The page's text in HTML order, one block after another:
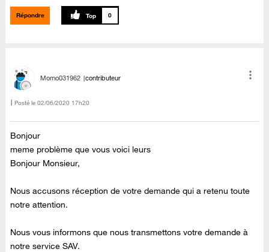
Répondre 0
Momo031962 contributeur
Posté le ‎02/06/2020 17h20
Bonjour
meme problème que vous voici leurs
Bonjour Monsieur,
Nous accusons réception de votre demande qui a retenu toute
notre attention.
Nous vous informons que nous transmettons votre demande à
notre service SAV.